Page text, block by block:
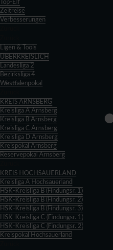
Top-Elf
Zeitreise
Verbesserungen
Ligen & Tools
ÜBERKREISLICH
Landesliga 2
Bezirksliga 4
Westfalenpokal
KREIS ARNSBERG
Kreisliga A Arnsberg
Kreisliga B Arnsberg
Kreisliga C Arnsberg
Kreisliga D Arnsberg
Kreispokal Arnsberg
Reservepokal Arnsberg
KREIS HOCHSAUERLAND
Kreisliga A Hochsauerland
HSK-Kreisliga B (Findungsr. 1)
HSK-Kreisliga B (Findungsr. 2)
HSK-Kreisliga B (Findungsr. 3)
HSK-Kreisliga C (Findungsr. 1)
HSK-Kreisliga C (Findungsr. 2)
Kreispokal Hochsauerland